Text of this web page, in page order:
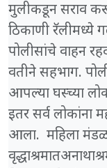
मुलीकडून सराव
ठिकाणी रॅलीमध्ये
पोलीसांचे वाहन
वतीने सहभाग.
आपल्या घस्च्या
इतर सर्व लोकांना
आला. महिला